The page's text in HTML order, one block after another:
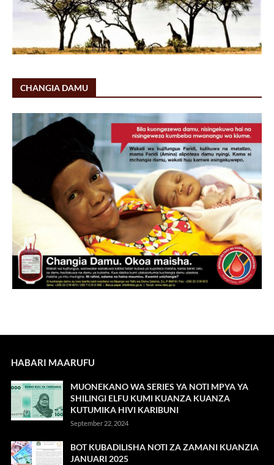
CHANGIA DAMU
HABARI MAARUFU
MUONEKANO WA SERIES YA NOTI MPYA YA
SHILINGI ELFU KUMI KUANZA KUANZA
KUTUMIKA HIVI KARIBUNI
September 22, 2024
BOT KUBADILISHA NOTI ZA ZAMANI KUANZIA
JANUARI 2025